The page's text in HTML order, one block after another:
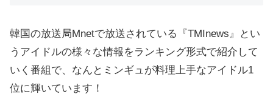
韓国の放送局Mnetで放送されている『TMInews』とい
うアイドルの様々な情報をランキング形式で紹介して
いく番組で、なんとミンギュが料理上手なアイドル1
位に輝いています！